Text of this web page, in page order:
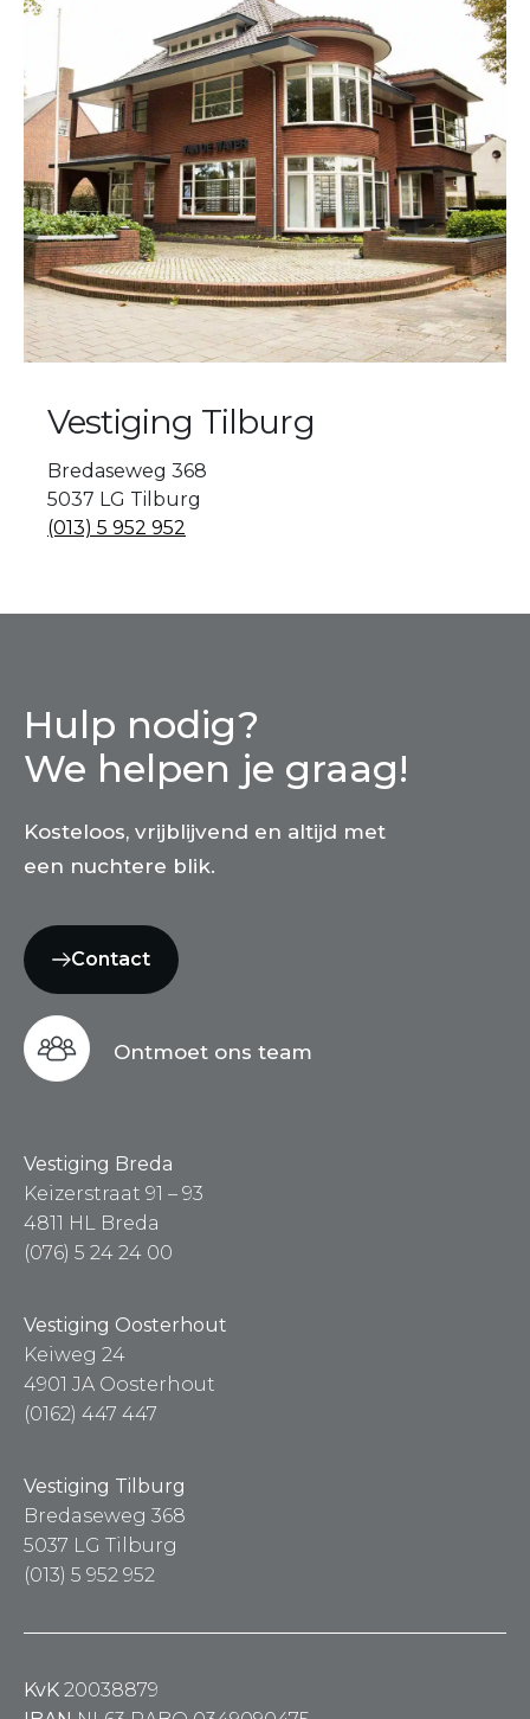
Vestiging Tilburg
Bredaseweg 368
5037 LG Tilburg
(013) 5 952 952
Hulp nodig?
We helpen je graag!
Kosteloos, vrijblijvend en altijd met
een nuchtere blik.
Contact
Ontmoet ons team
Vestiging Breda
Keizerstraat 91 – 93
4811 HL Breda
(076) 5 24 24 00
Vestiging Oosterhout
Keiweg 24
4901 JA Oosterhout
(0162) 447 447
Vestiging Tilburg
Bredaseweg 368
5037 LG Tilburg
(013) 5 952 952
KvK 20038879